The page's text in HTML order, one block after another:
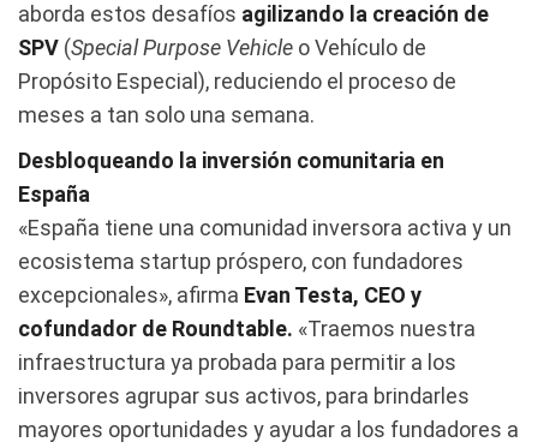
aborda estos desafíos agilizando la creación de
SPV (Special Purpose Vehicle o Vehículo de
Propósito Especial), reduciendo el proceso de
meses a tan solo una semana.
Desbloqueando la inversión comunitaria en
España
«España tiene una comunidad inversora activa y un
ecosistema startup próspero, con fundadores
excepcionales», afirma Evan Testa, CEO y
cofundador de Roundtable. «Traemos nuestra
infraestructura ya probada para permitir a los
inversores agrupar sus activos, para brindarles
mayores oportunidades y ayudar a los fundadores a